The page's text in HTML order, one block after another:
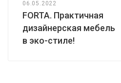
06.05.2022
FORTA. Практичная
дизайнерская мебель
в эко-стиле!